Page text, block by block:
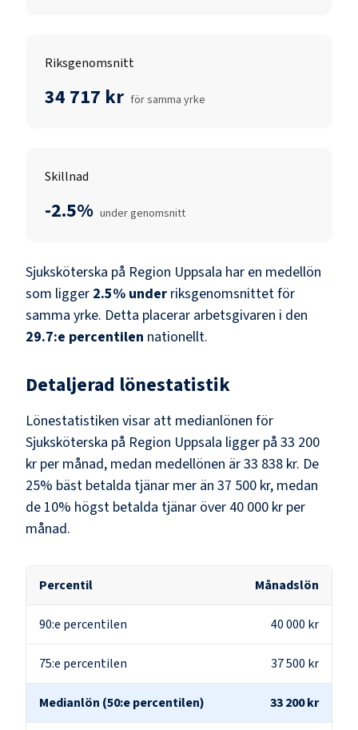
Riksgenomsnitt
34 717 kr för samma yrke
Skillnad
-2.5% under genomsnitt
Sjuksköterska på Region Uppsala har en medellön
som ligger 2.5% under riksgenomsnittet för
samma yrke. Detta placerar arbetsgivaren i den
29.7:e percentilen nationellt.
Detaljerad lönestatistik
Lönestatistiken visar att medianlönen för
Sjuksköterska på Region Uppsala ligger på 33 200
kr per månad, medan medellönen är33 838 kr. De
25% bäst betalda tjänar mer än 37 500 kr, medan
de 10% högst betalda tjänar över 40 000 kr per
månad.
Percentil Månadslön
90:e percentilen 40 000 kr
75:e percentilen 37 500 kr
Medianlön (50:e percentilen) 33 200 kr